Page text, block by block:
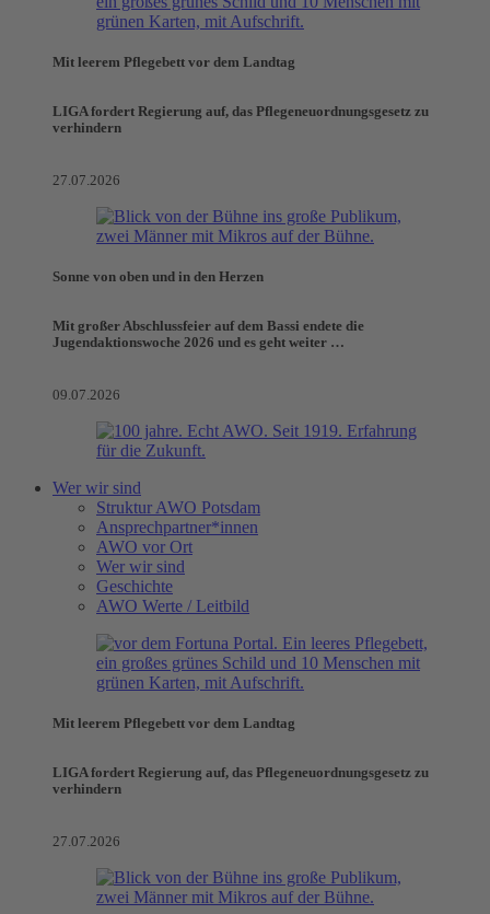
Mit leerem Pflegebett vor dem Landtag
LIGA fordert Regierung auf, das Pflegeneuordnungsgesetz zu
verhindern
27.07.2026
Sonne von oben und in den Herzen
Mit großer Abschlussfeier auf dem Bassi endete die
Jugendaktionswoche 2026 und es geht weiter …
09.07.2026
Wer wir sind
Struktur AWO Potsdam
Ansprechpartner*innen
AWO vor Ort
Wer wir sind
Geschichte
AWO Werte / Leitbild
Mit leerem Pflegebett vor dem Landtag
LIGA fordert Regierung auf, das Pflegeneuordnungsgesetz zu
verhindern
27.07.2026